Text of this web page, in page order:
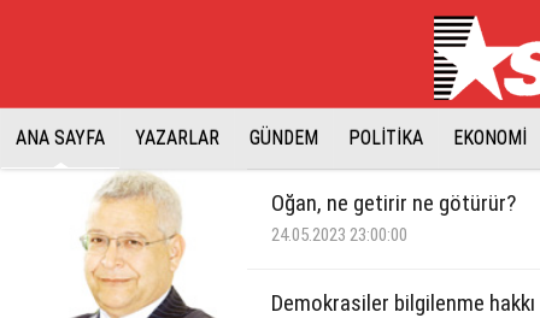
ANA SAYFA YAZARLAR GÜNDEM POLİTİKA EKONOMİ
Oğan, ne getirir ne götürür?
24.05.2023 23:00:00
Demokrasiler bilgilenme